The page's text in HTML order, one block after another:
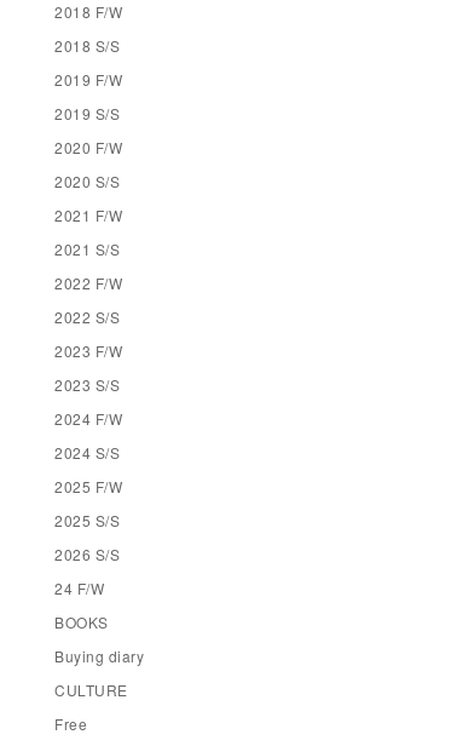
2018 F/W
2018 S/S
2019 F/W
2019 S/S
2020 F/W
2020 S/S
2021 F/W
2021 S/S
2022 F/W
2022 S/S
2023 F/W
2023 S/S
2024 F/W
2024 S/S
2025 F/W
2025 S/S
2026 S/S
24 F/W
BOOKS
Buying diary
CULTURE
Free